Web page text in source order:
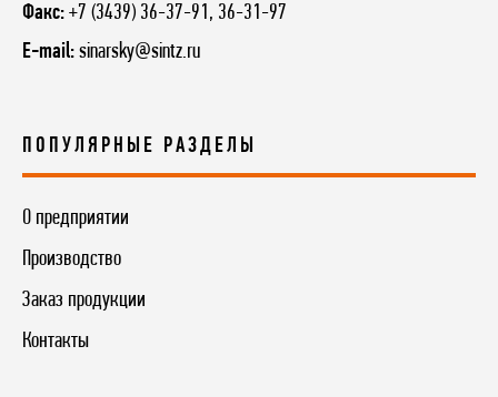
Факс: +7 (3439) 36-37-91, 36-31-97
E-mail: sinarsky@sintz.ru
ПОПУЛЯРНЫЕ РАЗДЕЛЫ
О предприятии
Производство
Заказ продукции
Контакты